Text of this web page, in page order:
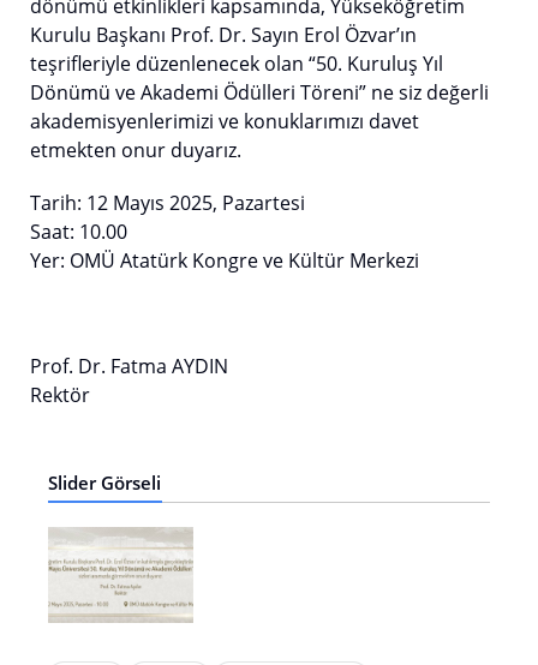
dönümü etkinlikleri kapsamında, Yükseköğretim
Kurulu Başkanı Prof. Dr. Sayın Erol Özvar’ın
teşrifleriyle düzenlenecek olan “50. Kuruluş Yıl
Dönümü ve Akademi Ödülleri Töreni” ne siz değerli
akademisyenlerimizi ve konuklarımızı davet
etmekten onur duyarız.
Tarih: 12 Mayıs 2025, Pazartesi
Saat: 10.00
Yer: OMÜ Atatürk Kongre ve Kültür Merkezi
Prof. Dr. Fatma AYDIN
Rektör
Slider Görseli